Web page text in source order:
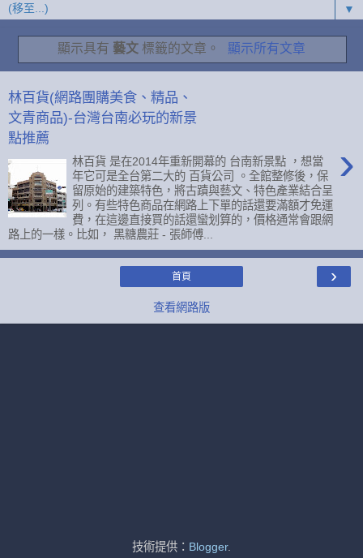
▼
顯示具有 藝文標籤的文章。 顯示所有文章
林百貨(網路團購美食、精品、
文青商品)-台灣台南必玩的新景
點推薦
›
林百貨 是在2014年重新開幕的 台南新景點 ，想當
年它可是全台第二大的 百貨公司 。全館整修後，保
留原始的建築特色，將古蹟與藝文、特色產業結合呈
列。有些特色商品在網路上下單的話還要滿額才免運
費，在這邊直接買的話還蠻划算的，價格通常會跟網
路上的一樣。比如， 黑糖農莊 - 張師傅...
›
首頁
查看網路版
技術提供： Blogger.